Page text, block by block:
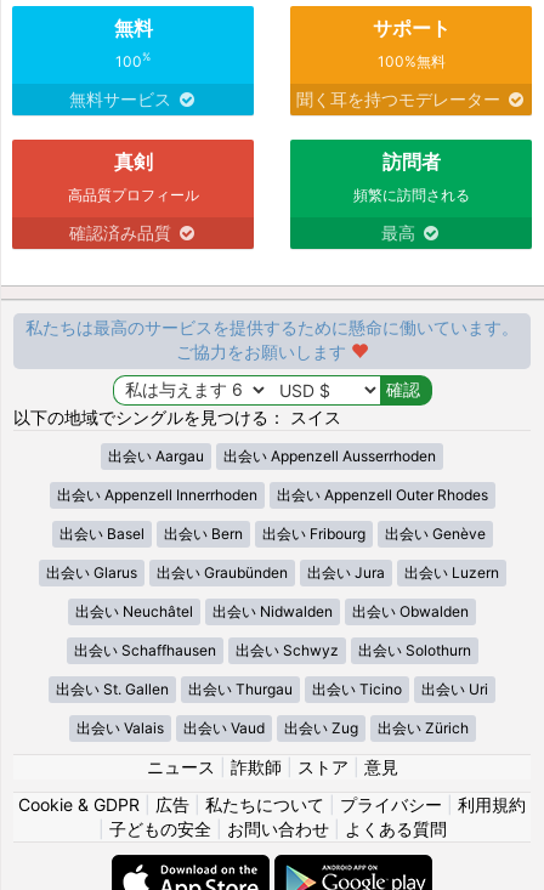
無料
100%
無料サービス
サポート
100%無料
聞く耳を持つモデレーター
真剣
高品質プロフィール
確認済み品質
訪問者
頻繁に訪問される
最高
私たちは最高のサービスを提供するために懸命に働いています。
ご協力をお願いします
以下の地域でシングルを見つける： スイス
出会い Aargau 出会い Appenzell Ausserrhoden
出会い Appenzell Innerrhoden 出会い Appenzell Outer Rhodes
出会い Basel 出会い Bern 出会い Fribourg 出会い Genève
出会い Glarus 出会い Graubünden 出会い Jura 出会い Luzern
出会い Neuchâtel 出会い Nidwalden 出会い Obwalden
出会い Schaffhausen 出会い Schwyz 出会い Solothurn
出会い St. Gallen 出会い Thurgau 出会い Ticino 出会い Uri
出会い Valais 出会い Vaud 出会い Zug 出会い Zürich
ニュース 詐欺師 ストア
意見
Cookie & GDPR
広告 私たちについて プライバシー
利用規約
子どもの安全| お問い合わせ| よくある質問